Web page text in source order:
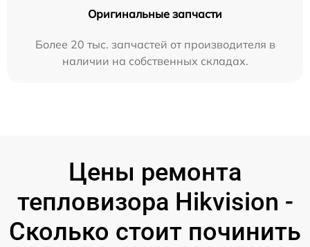
Оригинальные запчасти
Более 20 тыс. запчастей от производителя в
наличии на собственных складах.
Цены ремонта
тепловизора Hikvision -
Сколько стоит починить